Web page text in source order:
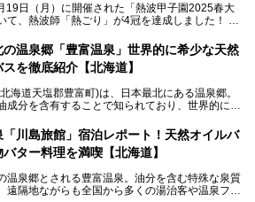
19日（月）に開催された「熱波甲子園2025春大
て、熱波師「熱ごり」が4冠を達成しました！
る北海道の銭湯「湯屋・サーモン」にて、メンズ
ブランド バルクオムの「ONE DAY KIT」を数量
ゼントいたします。
試しください。※6月13日配布開始、なくなり次
式会社バルクオム【PR】
株式会社バルクオム商品のPR記事です。
の温泉郷「豊富温泉」世界的に希少な天然
を徹底紹介【北海道】
海道天塩郡豊富町)は、日本最北にある温泉郷。
成分を含有することで知られており、世界的にも
ると言われ、遠隔地ながらも全国から湯治・療養
の人々が訪れます。
独自の視点で豊富温泉の“天然オイルバス”をレポ
地概要や日帰り入浴施設をはじめ、宿泊施設・ア
「川島旅館」宿泊レポート！天然オイルバ
バター料理を満喫【北海道】
温泉郷とされる豊富温泉。油分を含む特殊な泉質
遠隔地ながらも全国から多くの湯治客や温泉ファ